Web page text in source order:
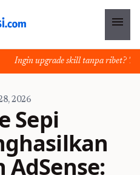
menu
Ingin upgrade skill tanpa ribet?
2026
Sepi